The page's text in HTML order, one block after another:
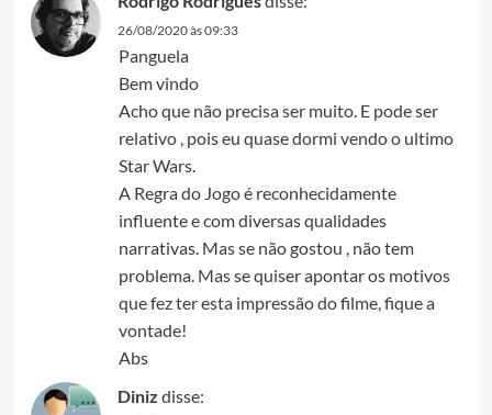
26/08/2020 às 09:33
Panguela
Bem vindo
Acho que não precisa ser muito. E pode ser
relativo , pois eu quase dormi vendo o ultimo
Star Wars.
A Regra do Jogo é reconhecidamente
influente e com diversas qualidades
narrativas. Mas se não gostou , não tem
problema. Mas se quiser apontar os motivos
que fez ter esta impressão do filme, fique a
vontade!
Abs
Diniz disse: